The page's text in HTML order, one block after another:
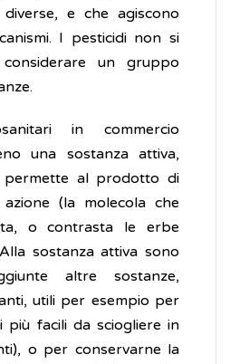
e che agiscono
I pesticidi non si
un gruppo
in commercio
una sostanza attiva,
al prodotto di
(la molecola che
o contrasta le erbe
sostanza attiva sono
altre sostanze,
utili per esempio per
facili da sciogliere in
o per conservarne la